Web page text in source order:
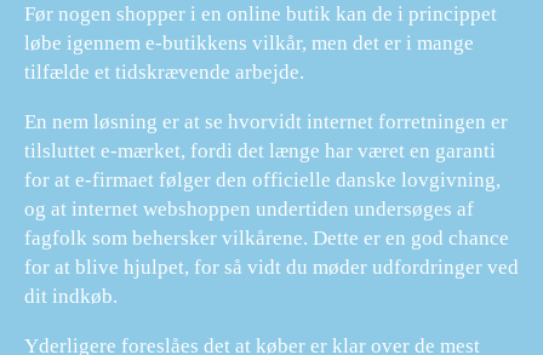
Før nogen shopper i en online butik kan de i princippet
løbe igennem e-butikkens vilkår, men det er i mange
tilfælde et tidskrævende arbejde.
En nem løsning er at se hvorvidt internet forretningen er
tilsluttet e-mærket, fordi det længe har været en garanti
for at e-firmaet følger den officielle danske lovgivning,
og at internet webshoppen undertiden undersøges af
fagfolk som behersker vilkårene. Dette er en god chance
for at blive hjulpet, for så vidt du møder udfordringer ved
dit indkøb.
Yderligere foreslåes det at køber er klar over de mest